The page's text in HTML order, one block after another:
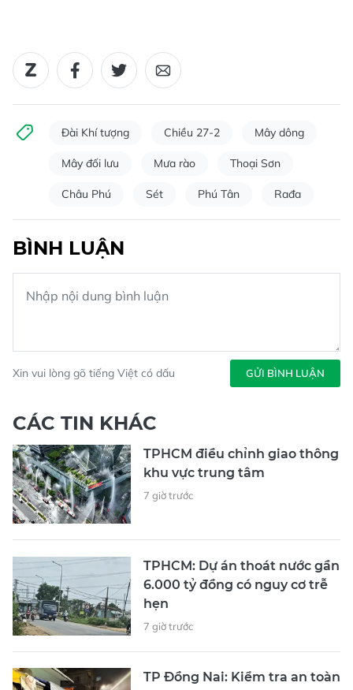
Đài Khí tượng Chiều 27-2 Mây dông
Mây đối lưu Mưa rào Thoại Sơn
Châu Phú Sét Phú Tân Rađa
BÌNH LUẬN
Xin vui lòng gõ tiếng Việt có dấu GỬI BÌNH LUẬN
CÁC TIN KHÁC
TPHCM điều chỉnh giao thông
khu vực trung tâm
7 giờ trước
TPHCM: Dự án thoát nước gần
6.000 tỷ đồng có nguy cơ trễ
hẹn
7 giờ trước
TP Đồng Nai: Kiểm tra an toàn